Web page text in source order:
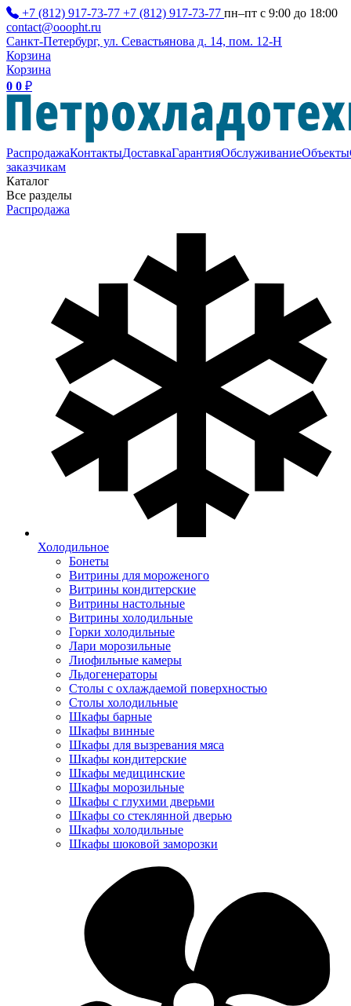
+7 (812) 917-73-77 +7 (812) 917-73-77 пн–пт с 9:00 до 18:00
contact@ooopht.ru
Санкт-Петербург, ул. Севастьянова д. 14, пом. 12-Н
Корзина
Корзина
0 0 ₽
РаспродажаКонтактыДоставкаГарантияОбслуживаниеОбъекты
заказчикам
Каталог
Все разделы
Распродажа
Холодильное
Бонеты
Витрины для мороженого
Витрины кондитерские
Витрины настольные
Витрины холодильные
Горки холодильные
Лари морозильные
Лиофильные камеры
Льдогенераторы
Столы с охлаждаемой поверхностью
Столы холодильные
Шкафы барные
Шкафы винные
Шкафы для вызревания мяса
Шкафы кондитерские
Шкафы медицинские
Шкафы морозильные
Шкафы с глухими дверьми
Шкафы со стеклянной дверью
Шкафы холодильные
Шкафы шоковой заморозки